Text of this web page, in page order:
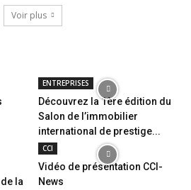
Voir plus
ENTREPRISES
Découvrez la 1ère édition du
Salon de l’immobilier
international de prestige...
la
CCI
Vidéo de présentation CCI-
News